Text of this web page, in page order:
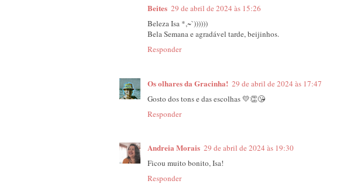
Beites 29 de abril de 2024 às 15:26
Beleza Isa *,~`))))))
Bela Semana e agradável tarde, beijinhos.
Responder
Os olhares da Gracinha! 29 de abril de 2024 às 17:47
Gosto dos tons e das escolhas 💛👏😘
Responder
Andreia Morais 29 de abril de 2024 às 19:30
Ficou muito bonito, Isa!
Responder